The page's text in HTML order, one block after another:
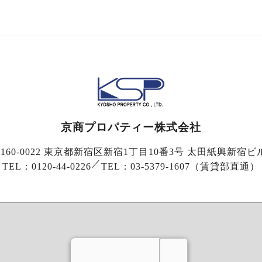
京商プロパティー株式会社
0022 東京都新宿区新宿1丁目10番3号 太田紙興新宿ビ
TEL：0120-44-0226 ／TEL：03-5379-1607（賃貸部直通）